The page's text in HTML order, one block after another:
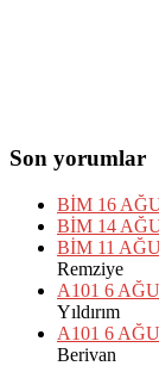
Son yorumlar
BİM 16
BİM 14
BİM 11
Remziye
A101 6
Yıldırım
A101 6
Berivan